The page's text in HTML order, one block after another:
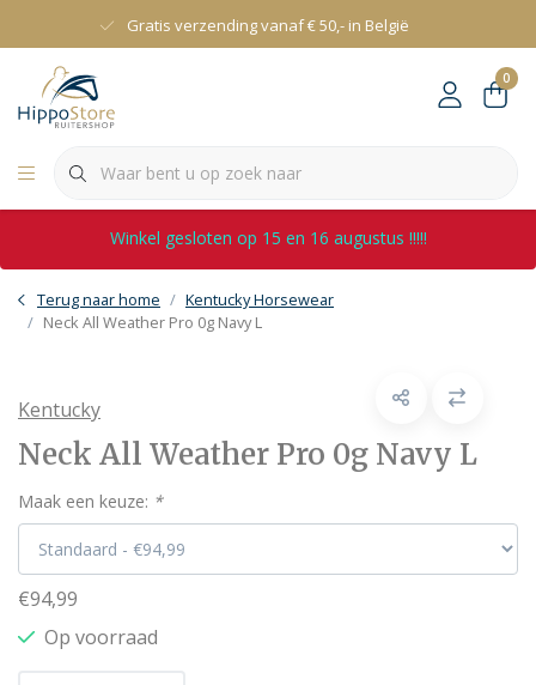
Gratis verzending vanaf € 50,- in België
0
Winkel gesloten op 15 en 16 augustus !!!!!
Terug naar home
Kentucky Horsewear
Neck All Weather Pro 0g Navy L
Kentucky
Neck All Weather Pro 0g Navy L
Maak een keuze: *
€94,99
Op voorraad